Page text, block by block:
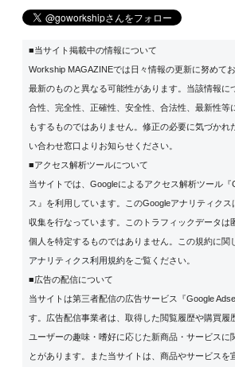
■当サイト掲載中の情報について
Workship MAGAZINEでは日々情報の更新に努めて
最新のものと異なる可能性があります。当該情報に
合性、完全性、正確性、安全性、合法性、最新性等
もするものではありません。修正の必要に気づかれ
い合わせ窓口よりお知らせください。
■アクセス解析ツールについて
当サイトでは、Googleによるアクセス解析ツール『
ス』を利用しています。このGoogleアナリティク
収集を行なっています。このトラフィックデータは
個人を特定するものではありません。この規約に関
アナリティクス利用規約をご覧ください。
■広告の配信について
当サイトは第三者配信の広告サービス『Google
す。広告配信事業者は、取得した閲覧履歴や購買履
ユーザーの趣味・嗜好に応じた新商品・サービスに
とがあります。また当サイトは、商品やサービスを